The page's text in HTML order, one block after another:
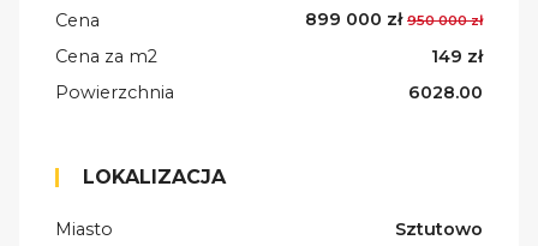
Cena 899 000 zł 950 000 zł
Cena za m2
149 zł
Powierzchnia
6028.00
LOKALIZACJA
Miasto
Sztutowo